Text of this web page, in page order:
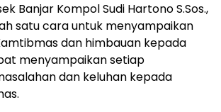
Banjar Kompol Sudi Hartono S.Sos.,
satu cara untuk menyampaikan
dan himbauan kepada
menyampaikan setiap
dan keluhan kepada